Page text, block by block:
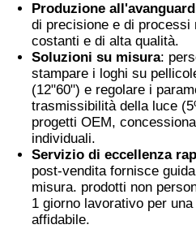
Tutti i casi
Richiedere un preventivo
Film di protezione della
Film PDLC intelligente
Produzione
di precisione e di processi
costanti e di alta qualità.
Soluzioni su misura:
stampare i loghi su
(12"60") e regolare i
trasmissibilità della luce
progetti OEM,
individuali.
Servizio di eccellenza
post-vendita fornisce
misura. prodotti non
1 giorno lavorativo per
affidabile.